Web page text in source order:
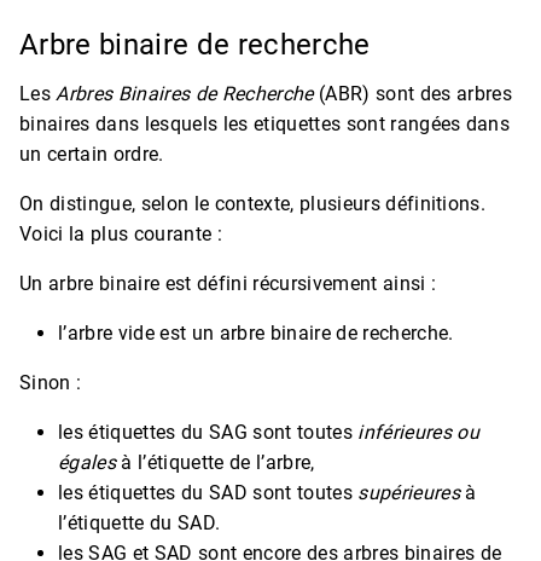
Arbre binaire de recherche
LesArbres Binaires de Recherche(ABR) sont des arbres
binaires dans lesquels les etiquettes sont rangées dans
un certain ordre.
On distingue, selon le contexte, plusieurs définitions.
Voici la plus courante :
Un arbre binaire est défini récursivement ainsi :
l’arbre vide est un arbre binaire de recherche.
Sinon :
les étiquettes du SAG sont toutes inférieures ou
égalesà l’étiquette de l’arbre,
les étiquettes du SAD sont toutes supérieuresà
l’étiquette du SAD.
les SAG et SAD sont encore des arbres binaires de